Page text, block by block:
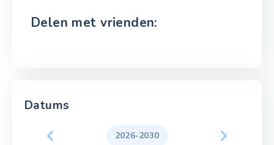
Delen met vrienden:
Datums
2026-2030